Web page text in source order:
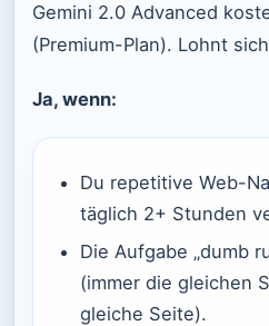
Gemini 2.0 Advanced
(Premium-Plan). Lohnt
Ja, wenn:
Du repetitive Web-
täglich 2+ Stunden
Die Aufgabe „dumb
(immer die gleichen
gleiche Seite).